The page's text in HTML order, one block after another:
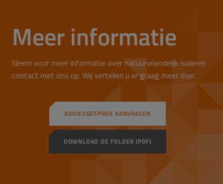
Meer informatie
Neem voor meer informatie over natuurvriendelijk isoleren
contact met ons op. Wij vertellen u er graag meer over.
ADVIESGESPREK AANVRAGEN
DOWNLOAD DE FOLDER (PDF)